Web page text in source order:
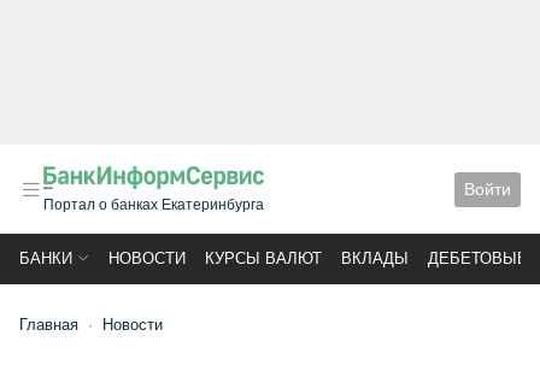
Портал о банках Екатеринбурга
Войти
БАНКИ НОВОСТИ КУРСЫ ВАЛЮТ ВКЛАДЫ ДЕБЕТОВЫЕ
Главная Новости